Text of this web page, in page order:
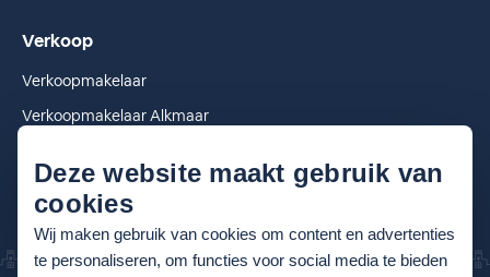
Deze website maakt gebruik van
cookies
Wij maken gebruik van cookies om content en advertenties
te personaliseren, om functies voor social media te bieden
Verkoop
Verkoopmakelaar
Verkoopmakelaar Alkmaar